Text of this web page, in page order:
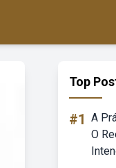
Top
#1 A
O